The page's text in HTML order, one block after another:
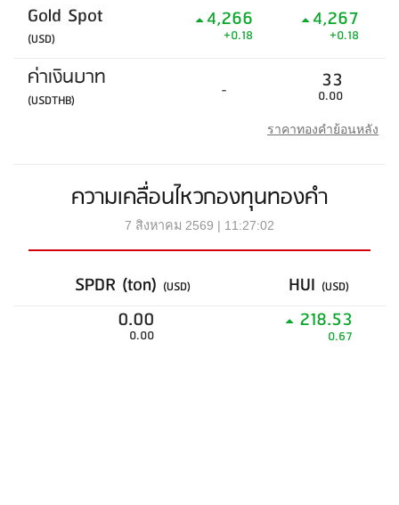
Gold Spot
(USD)
4,266
+0.18
4,267
+0.18
ค่าเงินบาท
(USDTHB) - 33
0.00
ราคาทองคำย้อนหลัง
ความเคลื่อนไหวกองทุนทองคำ
7 สิงหาคม 2569 | 11:27:02
SPDR (ton) (USD) HUI (USD)
0.00
0.00
218.53
0.67